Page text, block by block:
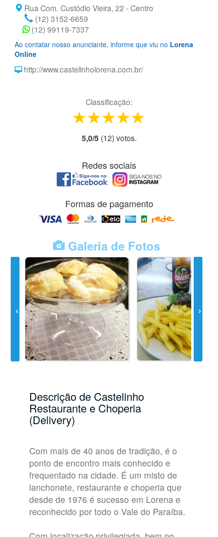
Rua Com. Custódio Vieira, 22 - Centro
(12) 3152-6659
(12) 99119-7337
Ao contatar nosso anunciante, informe que viu no Lorena
Online
http://www.castelinholorena.com.br/
Classificação:
4 stars
3 stars
2 stars
1 star
5,0/5 (12) votos.
Redes sociais
Formas de pagamento
Galeria de Fotos
Descrição de Castelinho
Restaurante e Choperia
(Delivery)
Com mais de 40 anos de tradição, é o
ponto de encontro mais conhecido e
frequentado na cidade. É um misto de
lanchonete, restaurante e choperia que
desde de 1976 é sucesso em Lorena e
reconhecido por todo o Vale do Paraíba.